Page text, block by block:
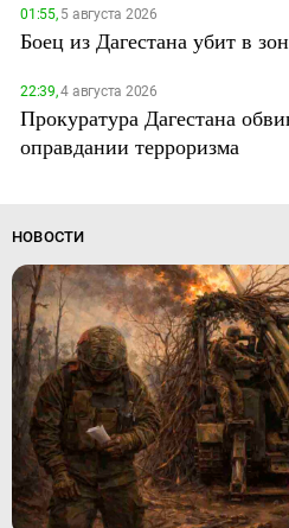
01:55,5 августа 2026
Боец из Дагестана убит в
22:39,4 августа 2026
Прокуратура Дагестана
оправдании терроризма
НОВОСТИ